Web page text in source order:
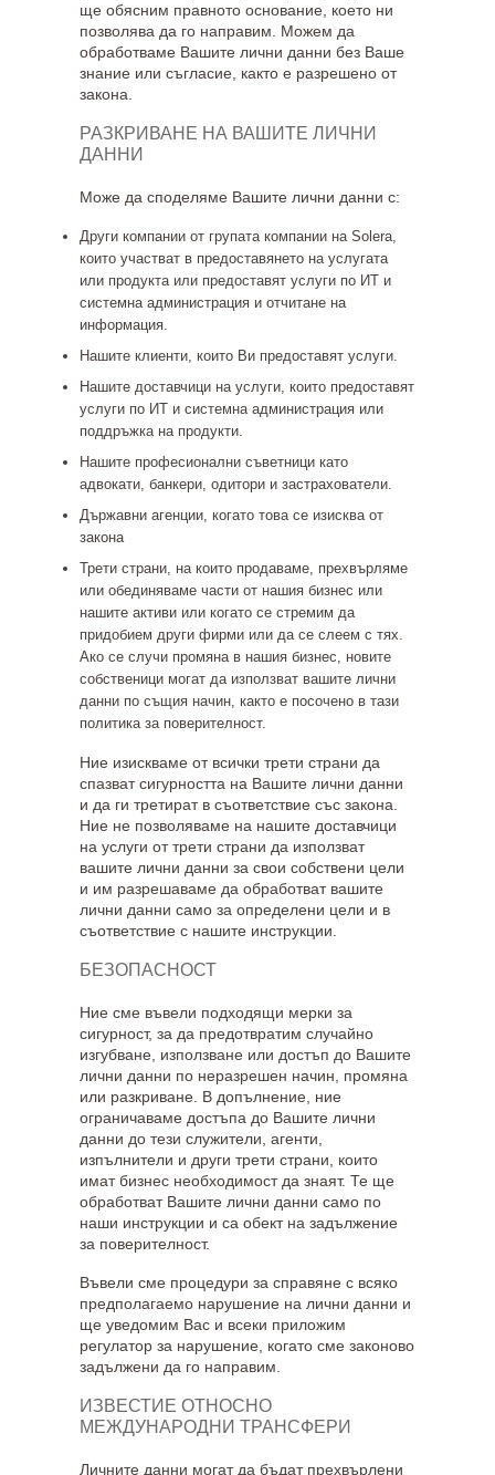
ще обясним правното основание, което ни
позволява да го направим. Можем да
обработваме Вашите лични данни без Ваше
знание или съгласие, както е разрешено от
закона.
РАЗКРИВАНЕ НА ВАШИТЕ ЛИЧНИ
ДАННИ
Може да споделяме Вашите лични данни с:
Други компании от групата компании на Solera,
които участват в предоставянето на услугата
или продукта или предоставят услуги по ИТ и
системна администрация и отчитане на
информация.
Нашите клиенти, които Ви предоставят услуги.
Нашите доставчици на услуги, които предоставят
услуги по ИТ и системна администрация или
поддръжка на продукти.
Нашите професионални съветници като
адвокати, банкери, одитори и застрахователи.
Държавни агенции, когато това се изисква от
закона
Трети страни, на които продаваме, прехвърляме
или обединяваме части от нашия бизнес или
нашите активи или когато се стремим да
придобием други фирми или да се слеем с тях.
Ако се случи промяна в нашия бизнес, новите
собственици могат да използват вашите лични
данни по същия начин, както е посочено в тази
политика за поверителност.
Ние изискваме от всички трети страни да
спазват сигурността на Вашите лични данни
и да ги третират в съответствие със закона.
Ние не позволяваме на нашите доставчици
на услуги от трети страни да използват
вашите лични данни за свои собствени цели
и им разрешаваме да обработват вашите
лични данни само за определени цели и в
съответствие с нашите инструкции.
БЕЗОПАСНОСТ
Ние сме въвели подходящи мерки за
сигурност, за да предотвратим случайно
изгубване, използване или достъп до Вашите
лични данни по неразрешен начин, промяна
или разкриване. В допълнение, ние
ограничаваме достъпа до Вашите лични
данни до тези служители, агенти,
изпълнители и други трети страни, които
имат бизнес необходимост да знаят. Те ще
обработват Вашите лични данни само по
наши инструкции и са обект на задължение
за поверителност.
Въвели сме процедури за справяне с всяко
предполагаемо нарушение на лични данни и
ще уведомим Вас и всеки приложим
регулатор за нарушение, когато сме законово
задължени да го направим.
ИЗВЕСТИЕ ОТНОСНО
МЕЖДУНАРОДНИ ТРАНСФЕРИ
Личните данни могат да бъдат прехвърлени